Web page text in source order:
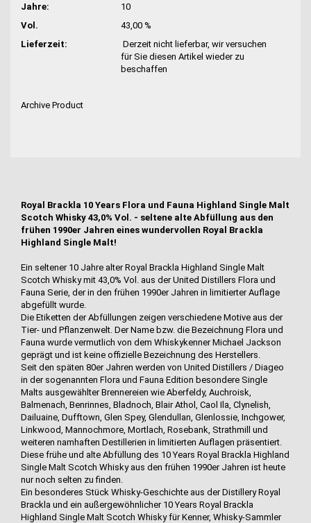
Jahre:
10
Vol.
43,00 %
Lieferzeit:
Derzeit nicht lieferbar, wir versuchen
für Sie diesen Artikel wieder zu
beschaffen
Archive Product
Royal Brackla 10 Years Flora und Fauna Highland Single Malt
Scotch Whisky 43,0% Vol. - seltene alte Abfüllung aus den
frühen 1990er Jahren eines wundervollen Royal Brackla
Highland Single Malt!
Ein seltener 10 Jahre alter Royal Brackla Highland Single Malt
Scotch Whisky mit 43,0% Vol. aus der United Distillers Flora und
Fauna Serie, der in den frühen 1990er Jahren in limitierter Auflage
abgefüllt wurde.
Die Etiketten der Abfüllungen zeigen verschiedene Motive aus der
Tier- und Pflanzenwelt. Der Name bzw. die Bezeichnung Flora und
Fauna wurde vermutlich von dem Whiskykenner Michael Jackson
geprägt und ist keine offizielle Bezeichnung des Herstellers.
Seit den späten 80er Jahren werden von United Distillers / Diageo
in der sogenannten Flora und Fauna Edition besondere Single
Malts ausgewählter Brennereien wie Aberfeldy, Auchroisk,
Balmenach, Benrinnes, Bladnoch, Blair Athol, Caol Ila, Clynelish,
Dailuaine, Dufftown, Glen Spey, Glendullan, Glenlossie, Inchgower,
Linkwood, Mannochmore, Mortlach, Rosebank, Strathmill und
weiteren namhaften Destillerien in limitierten Auflagen präsentiert.
Diese frühe und alte Abfüllung des 10 Years Royal Brackla Highland
Single Malt Scotch Whisky aus den frühen 1990er Jahren ist heute
nur noch selten zu finden.
Ein besonderes Stück Whisky-Geschichte aus der Distillery Royal
Brackla und ein außergewöhnlicher 10 Years Royal Brackla
Highland Single Malt Scotch Whisky für Kenner, Whisky-Sammler